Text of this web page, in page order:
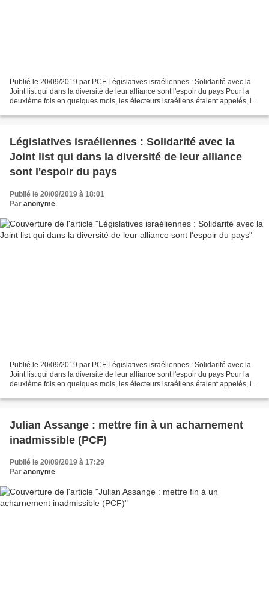
Publié le 20/09/2019 par PCF Législatives israéliennes : Solidarité avec la
Joint list qui dans la diversité de leur alliance sont l'espoir du pays Pour la
deuxième fois en quelques mois, les électeurs israéliens étaient appelés, le
Législatives israéliennes : Solidarité avec la
Joint list qui dans la diversité de leur alliance
sont l'espoir du pays
Publié le 20/09/2019 à 18:01
Par anonyme
Publié le 20/09/2019 par PCF Législatives israéliennes : Solidarité avec la
Joint list qui dans la diversité de leur alliance sont l'espoir du pays Pour la
deuxième fois en quelques mois, les électeurs israéliens étaient appelés, le
Julian Assange : mettre fin à un acharnement
inadmissible (PCF)
Publié le 20/09/2019 à 17:29
Par anonyme